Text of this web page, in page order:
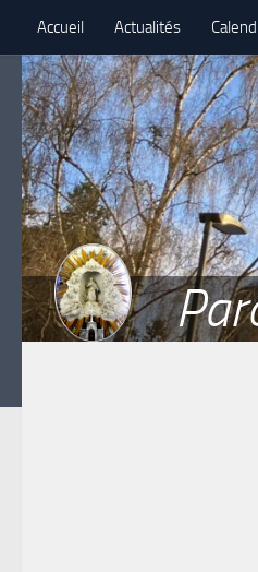
Skip to content
Accueil Actualités
Assemblé paroissiale – 27 juin